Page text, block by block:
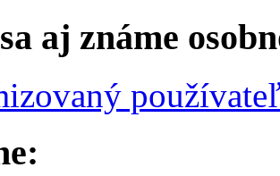
aj známe